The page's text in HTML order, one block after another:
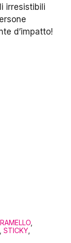
irresistibili
d’impatto!
STICKY